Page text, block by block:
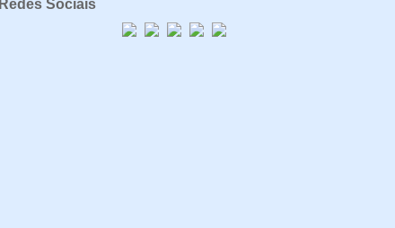
Redes Sociais